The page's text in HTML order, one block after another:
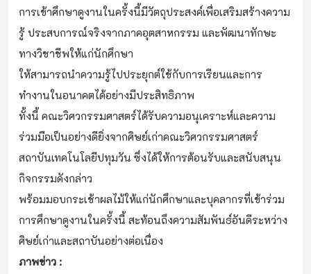
การเข้าศึกษาดูงานในครั้งนี้มีวัตถุประสงค์เพื่อเสริมสร้างความ
รู้ ประสบการณ์จริงจากภาคอุตสาหกรรม และพัฒนาทักษะ
ทางวิชาชีพให้แก่นักศึกษา
ให้สามารถนำความรู้ไปประยุกต์ใช้กับการเรียนและการ
ทำงานในอนาคตได้อย่างมีประสิทธิภาพ
ทั้งนี้ คณะวิศวกรรมศาสตร์ได้รับความอนุเคราะห์และความ
ร่วมมือเป็นอย่างดียิ่งจากศิษย์เก่าคณะวิศวกรรมศาสตร์
สถาบันเทคโนโลยีปทุมวัน ซึ่งได้ให้การต้อนรับและสนับสนุน
กิจกรรมดังกล่าว
พร้อมมอบกระเช้าผลไม้ให้แก่นักศึกษาและบุคลากรที่เข้าร่วม
การศึกษาดูงานในครั้งนี้ สะท้อนถึงความสัมพันธ์อันดีระหว่าง
ศิษย์เก่าและสถาบันอย่างต่อเนื่อง
ภาพข่าว :